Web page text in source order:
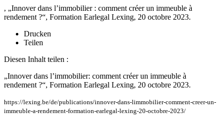
, „Innover dans l’immobilier : comment créer un immeuble à
rendement ?“, Formation Earlegal Lexing, 20 octobre 2023.
Drucken
Teilen
Diesen Inhalt teilen :
„Innover dans l’immobilier: comment créer un immeuble à
rendement ?“, Formation Earlegal Lexing, 20 octobre 2023.
https://lexing.be/de/publications/innover-dans-limmobilier-comment-creer-un-
immeuble-a-rendement-formation-earlegal-lexing-20-octobre-2023/